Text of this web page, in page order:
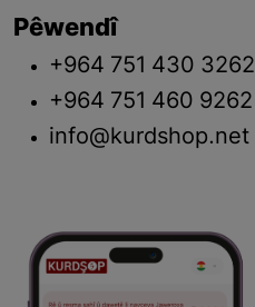
Pêwendî
+964 751 430 3262
+964 751 460 9262
info@kurdshop.net